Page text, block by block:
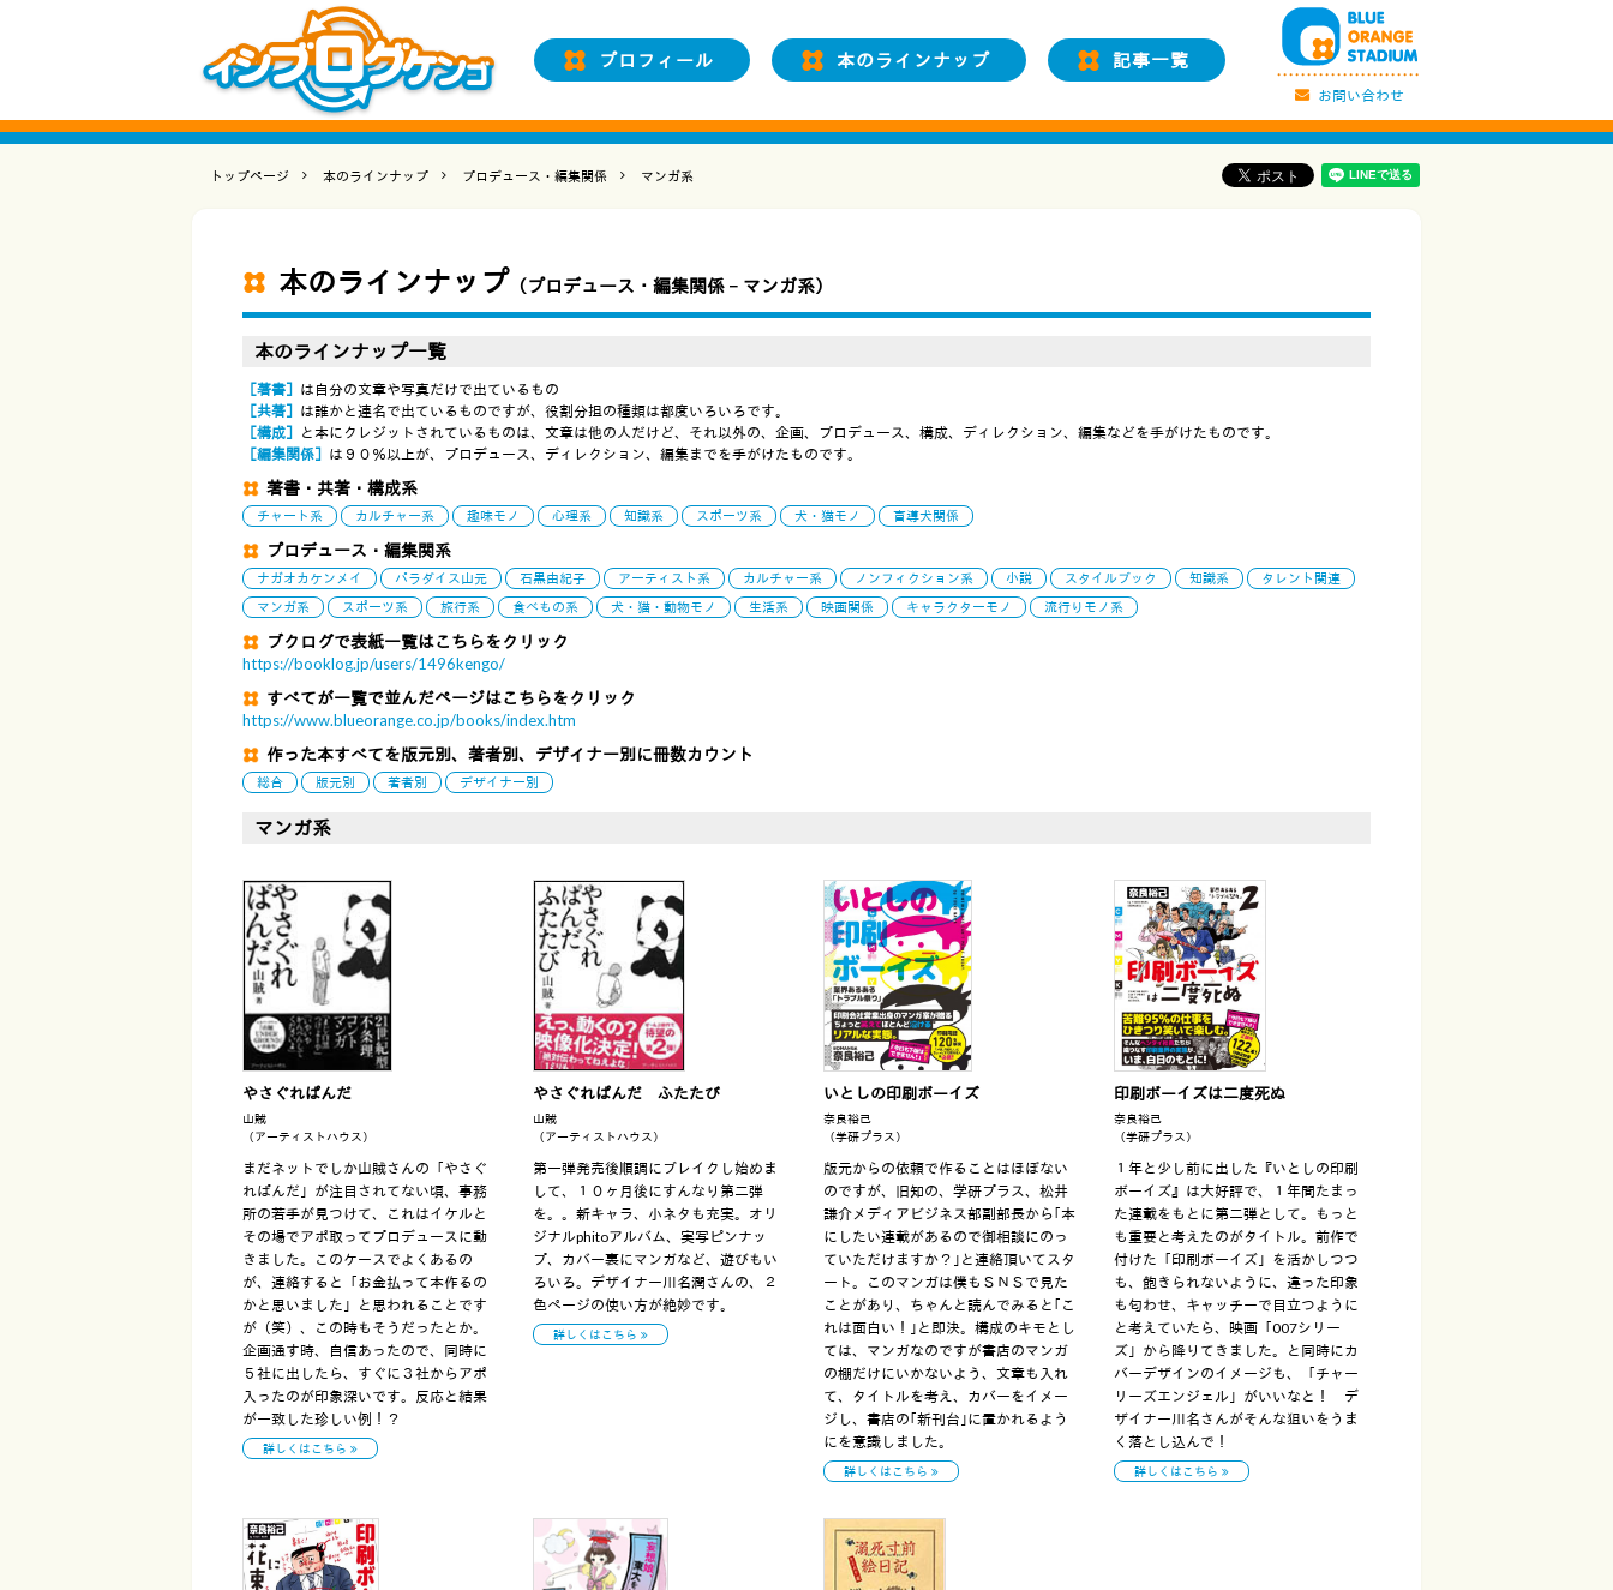
プロフィール 本のラインナップ 記事一覧
お問い合わせ
トップページ 本のラインナップ プロデュース・編集関係 マンガ系
本のラインナップ （プロデュース・編集関係 − マンガ系）
本のラインナップ一覧
［著書］ は自分の文章や写真だけで出ているもの
［共著］ は誰かと連名で出ているものですが、役割分担の種類は都度いろいろです。
［構成］
と本にクレジットされているものは、文章は他の人だけど、それ以外の、企画、プロデュース、構成、ディレクション、編集などを手がけたものです。
［編集関係］ は９０％以上が、プロデュース、ディレクション、編集までを手がけたものです。
著書・共著・構成系
チャート系 カルチャー系 趣味モノ 心理系 知識系 スポーツ系 犬・猫モノ 盲導犬関係
プロデュース・編集関系
ナガオカケンメイ パラダイス山元 石黒由紀子 アーティスト系 カルチャー系 ノンフィクション系 小説 スタイルブック 知識系
タレント関連
マンガ系
スポーツ系 旅行系 食べもの系 犬・猫・動物モノ 生活系 映画関係 キャラクターモノ 流行りモノ系
ブクログで表紙一覧はこちらをクリック
https://booklog.jp/users/1496kengo/
すべてが一覧で並んだページはこちらをクリック
https://www.blueorange.co.jp/books/index.htm
作った本すべてを版元別、著者別、デザイナー別に冊数カウント
総合 版元別 著者別 デザイナー別
マンガ系
やさぐれぱんだ
山賊
（アーティストハウス）
まだネットでしか山賊さんの「やさぐ
れぱんだ」が注目されてない頃、事務
所の若手が見つけて、これはイケルと
その場でアポ取ってプロデュースに動
きました。このケースでよくあるの
が、連絡すると「お金払って本作るの
かと思いました」と思われることです
が（笑）、この時もそうだったとか。
企画通す時、自信あったので、同時に
５社に出したら、すぐに３社からアポ
入ったのが印象深いです。反応と結果
が一致した珍しい例！？
詳しくはこちら
やさぐれぱんだ ふたたび
山賊
（アーティストハウス）
第一弾発売後順調にブレイクし始めま
して、１０ヶ月後にすんなり第二弾
を。。新キャラ、小ネタも充実。オリ
ジナルphitoアルバム、実写ピンナッ
プ、カバー裏にマンガなど、遊びもい
ろいろ。デザイナー川名潤さんの、２
色ページの使い方が絶妙です。
詳しくはこちら
いとしの印刷ボーイズ
奈良裕己
（学研プラス）
版元からの依頼で作ることはほぼない
のですが、旧知の、学研プラス、松井
謙介メディアビジネス部副部長から｢本
にしたい連載があるので御相談にのっ
ていただけますか？｣と連絡頂いてスタ
ート。このマンガは僕もＳＮＳで見た
ことがあり、ちゃんと読んでみると｢こ
れは面白い！｣と即決。構成のキモとし
ては、マンガなのですが書店のマンガ
の棚だけにいかないよう、文章も入れ
て、タイトルを考え、カバーをイメー
ジし、書店の｢新刊台｣に置かれるよう
にを意識しました。
詳しくはこちら
印刷ボーイズは二度死ぬ
奈良裕己
（学研プラス）
１年と少し前に出した『いとしの印刷
ボーイズ』は大好評で、１年間たまっ
た連載をもとに第二弾として。もっと
も重要と考えたのがタイトル。前作で
付けた「印刷ボーイズ」を活かしつつ
も、飽きられないように、違った印象
も匂わせ、キャッチーで目立つように
と考えていたら、映画「007シリー
ズ」から降りてきました。と同時にカ
バーデザインのイメージも、「チャー
リーズエンジェル」がいいなと！ デ
ザイナー川名さんがそんな狙いをうま
く落とし込んで！
詳しくはこちら